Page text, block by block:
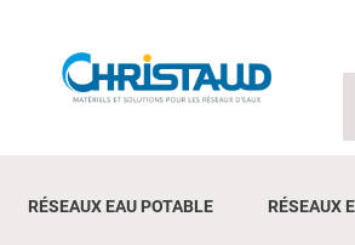
RÉSEAUX EAU POTABLE RÉSEAUX